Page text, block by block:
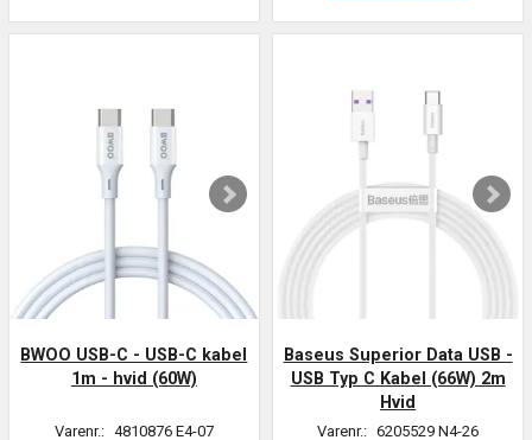
BWOO USB-C - USB-C kabel
1m - hvid (60W)
Varenr.: 4810876 E4-07
Baseus Superior Data USB -
USB Typ C Kabel (66W) 2m
Hvid
Varenr.: 6205529 N4-26